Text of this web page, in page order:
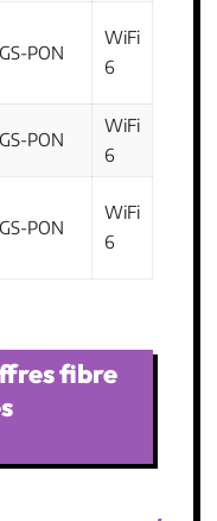
PON
WiFi
6
PON
WiFi
6
PON
WiFi
6
fibre